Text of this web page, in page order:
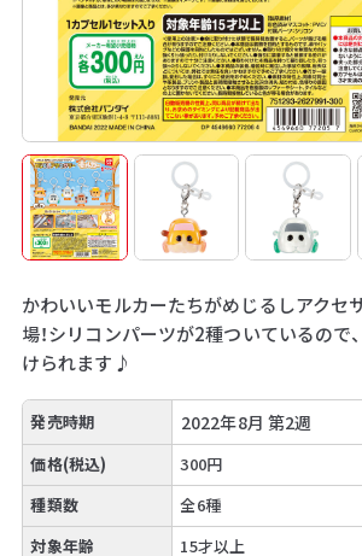
かわいいモルカーたちがめじるしアクセ
場！シリコンパーツが2種ついているので
けられます♪
発売時期 2022年8月 第2週
価格(税込)
300円
種類数
全6種
対象年齢
15才以上